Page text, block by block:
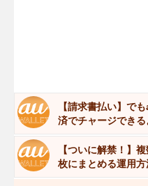
【請求書払い】で
済でチャージでき
【ついに解禁！】
枚にまとめる運用方